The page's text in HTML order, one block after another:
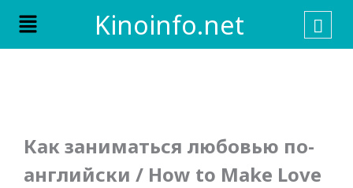
Skip
content
Kinoinfo.net
Menu
Как заниматься любовью по-
английски / How to Make Love